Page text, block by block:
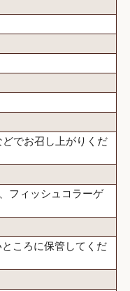
でお召し上がりくだ
フィッシュコラーゲ
ころに保管してくだ